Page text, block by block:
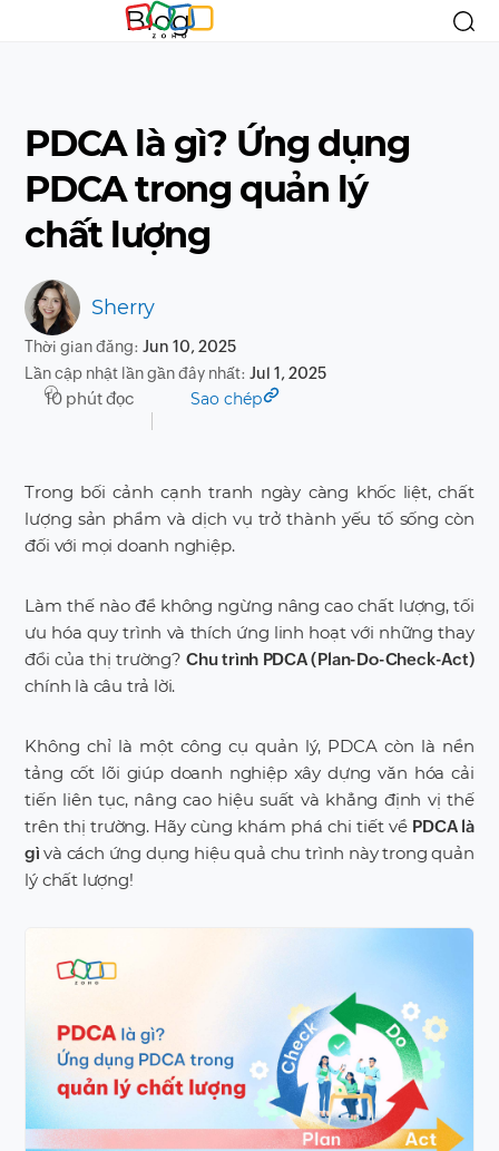
Blog
PDCA là gì? Ứng dụng
PDCA trong quản lý
chất lượng
Sherry
Thời gian đăng:Jun 10, 2025
Lần cập nhật lần gần đây nhất:Jul 1, 2025
10 phút đọc Sao chép
Trong bối cảnh cạnh tranh ngày càng khốc liệt, chất
lượng sản phẩm và dịch vụ trở thành yếu tố sống còn
đối với mọi doanh nghiệp.
Làm thế nào để không ngừng nâng cao chất lượng, tối
ưu hóa quy trình và thích ứng linh hoạt với những thay
đổi của thị trường?Chu trình PDCA (Plan-Do-Check-Act)
chính là câu trả lời.
Không chỉ là một công cụ quản lý, PDCA còn là nền
tảng cốt lõi giúp doanh nghiệp xây dựng văn hóa cải
tiến liên tục, nâng cao hiệu suất và khẳng định vị thế
trên thị trường. Hãy cùng khám phá chi tiết về PDCA là
gì và cách ứng dụng hiệu quả chu trình này trong quản
lý chất lượng!